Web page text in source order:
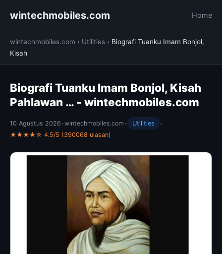
wintechmobiles.com Home
wintechmobiles.com › Utilities › Biografi Tuanku Imam Bonjol,
Kisah
Biografi Tuanku Imam Bonjol, Kisah
Pahlawan … - wintechmobiles.com
10 Agustus 2026 •wintechmobiles.com • Utilities
•
★★★★☆ 4.5/5 (390068 ulasan)